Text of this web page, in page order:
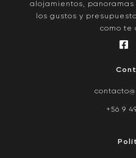
alojamientos,
los gustos y
como te
+56 9